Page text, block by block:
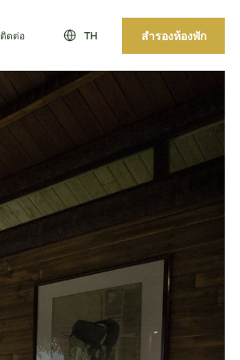
ติดต่อ TH สำรองห้องพัก